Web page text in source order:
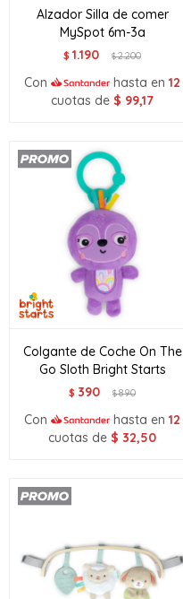
Alzador Silla de comer
MySpot 6m-3a
$ 1.190 $2.200
Con hasta en 12
cuotas de $ 99,17
Colgante de Coche On The
Go Sloth Bright Starts
$ 390 $890
Con hasta en 12
cuotas de $ 32,50